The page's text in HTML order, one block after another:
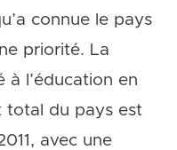
connue le pays
priorité. La
l’éducation en
total du pays est
avec une